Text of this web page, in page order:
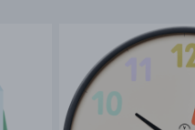
Haus Vej 3-5 | 7430 Ikast
A/S | Lene
+4596264645